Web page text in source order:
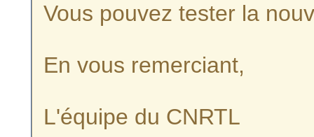
Vous pouvez tester la
En vous remerciant,
L'équipe du CNRTL